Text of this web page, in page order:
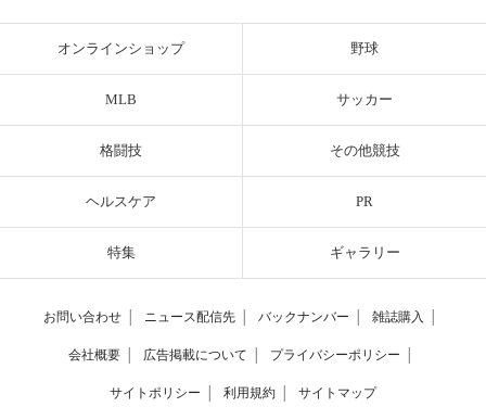
オンラインショップ 野球
MLB サッカー
格闘技 その他競技
ヘルスケア PR
特集 ギャラリー
お問い合わせ ニュース配信先 バックナンバー 雑誌購入
会社概要 広告掲載について プライバシーポリシー
サイトポリシー 利用規約 サイトマップ